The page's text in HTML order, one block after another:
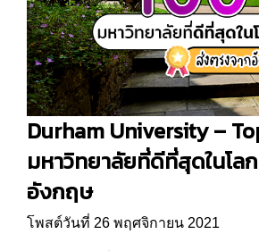
Durham University –
มหาวิทยาลัยที่ดีที่สุดในโล
อังกฤษ
โพสต์วันที่ 26 พฤศจิกายน 2021